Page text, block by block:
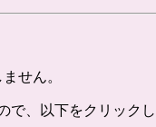
せん。
で、以下をクリックし